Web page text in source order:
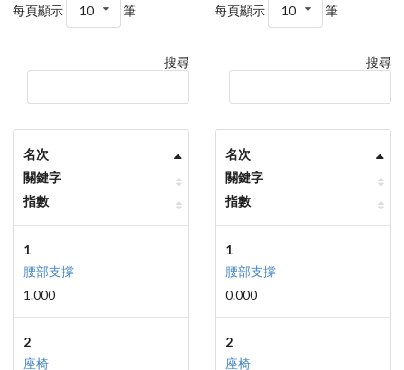
每頁顯示 10 筆
搜尋
名次
關鍵字
指數
1
腰部支撐
1.000
2
座椅
每頁顯示 10 筆
搜尋
名次
關鍵字
指數
1
腰部支撐
0.000
2
座椅